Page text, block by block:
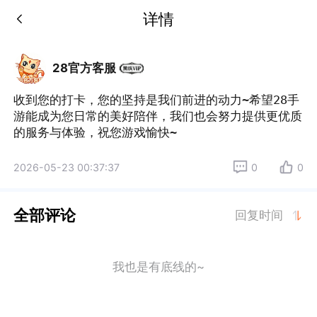
详情
28官方客服
收到您的打卡，您的坚持是我们前进的动力~希望28手
游能成为您日常的美好陪伴，我们也会努力提供更优质
的服务与体验，祝您游戏愉快~
2026-05-23 00:37:37 0 0
全部评论 回复时间
我也是有底线的~